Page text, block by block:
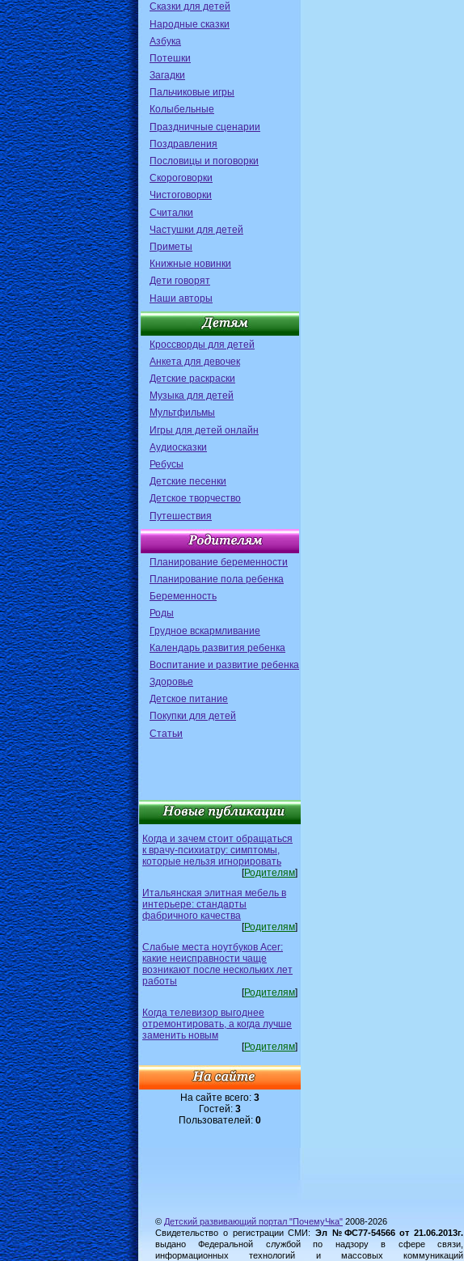
Сказки для детей
Народные сказки
Азбука
Потешки
Загадки
Пальчиковые игры
Колыбельные
Праздничные сценарии
Поздравления
Пословицы и поговорки
Скороговорки
Чистоговорки
Считалки
Частушки для детей
Приметы
Книжные новинки
Дети говорят
Наши авторы
Кроссворды для детей
Анкета для девочек
Детские раскраски
Музыка для детей
Мультфильмы
Игры для детей онлайн
Аудиосказки
Ребусы
Детские песенки
Детское творчество
Путешествия
Планирование беременности
Планирование пола ребенка
Беременность
Роды
Грудное вскармливание
Календарь развития ребенка
Воспитание и развитие ребенка
Здоровье
Детское питание
Покупки для детей
Статьи
Когда и зачем стоит обращаться
к врачу-психиатру: симптомы,
которые нельзя игнорировать
[Родителям]
Итальянская элитная мебель в
интерьере: стандарты
фабричного качества
[Родителям]
Слабые места ноутбуков Acer:
какие неисправности чаще
возникают после нескольких лет
работы
[Родителям]
Когда телевизор выгоднее
отремонтировать, а когда лучше
заменить новым
[Родителям]
На сайте всего: 3
Гостей: 3
Пользователей: 0
© Детский развивающий портал "ПочемуЧка" 2008-2026
Свидетельство о регистрации СМИ: Эл №ФС77-54566 от 21.06.2013г.
выдано Федеральной службой по надзору в сфере связи,
информационных технологий и массовых коммуникаций